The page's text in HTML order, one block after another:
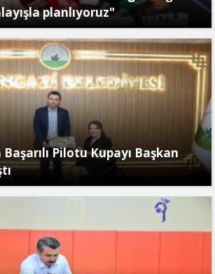
planlıyoruz"
Pilotu Kupayı Başkan